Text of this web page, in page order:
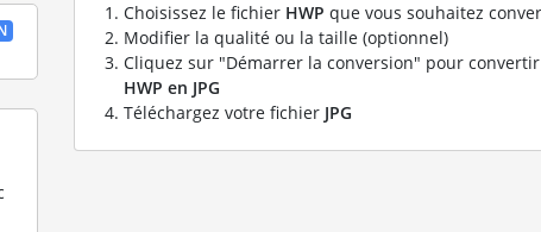
Choisissez le fichier HWP que vous souhaitez
Modifier la qualité ou la taille (optionnel)
Cliquez sur "Démarrer la conversion" pour
HWP en JPG
Téléchargez votre fichier JPG